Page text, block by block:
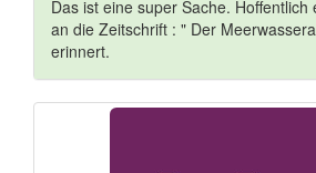
Das ist eine super Sache. Hoffentlich
an die Zeitschrift : " Der
erinnert.